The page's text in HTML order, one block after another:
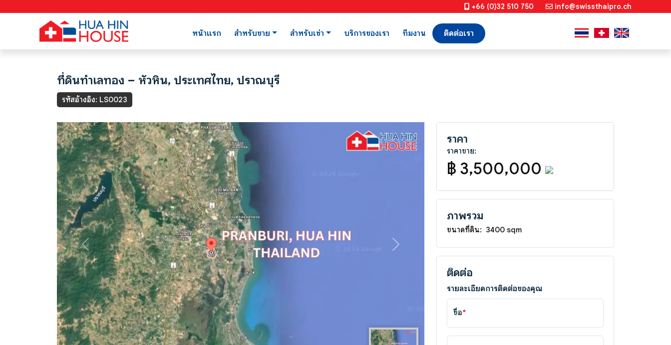
+66 (0)32 510 750 info@swissthaipro.ch
หน้าแรก สำหรับขาย สำหรับเช่า บริการของเรา ทีมงาน ติดต่อเรา
ที่ดินทำเลทอง – หัวหิน, ประเทศไทย, ปราณบุรี
รหัสอ้างอิง: LS0023
Previous Next
ราคา
ราคาขาย:
฿ 3,500,000
ภาพรวม
ขนาดที่ดิน: 3400 sqm
ติดต่อ
รายละเอียดการติดต่อของคุณ
ชื่อ*